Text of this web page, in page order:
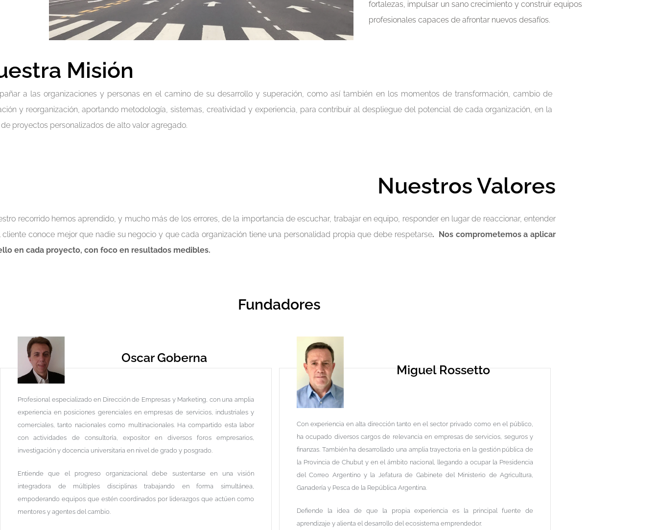
fortalezas, impulsar un sano crecimiento y construir equipos
profesionales capaces de afrontar nuevos desafíos.
Misión
a las organizaciones y personas en el camino de su desarrollo y superación, como así también en los momentos de transformación, cambio de
y reorganización, aportando metodología, sistemas, creatividad y experiencia, para contribuir al despliegue del potencial de cada organización, en la
proyectos personalizados de alto valor agregado.
Nuestros Valores
recorrido hemos aprendido, y mucho más de los errores, de la importancia de escuchar, trabajar en equipo, responder en lugar de reaccionar, entender
cliente conoce mejor que nadie su negocio y que cada organización tiene una personalidad propia que debe respetarse. Nos comprometemos a aplicar
en cada proyecto, con foco en resultados medibles.
Fundadores
Oscar Goberna
Profesional especializado en Dirección de Empresas y Marketing, con una amplia
experiencia en posiciones gerenciales en empresas de servicios, industriales y
comerciales, tanto nacionales como multinacionales. Ha compartido esta labor
con actividades de consultoría, expositor en diversos foros empresarios,
investigación y docencia universitaria en nivel de grado y posgrado.
Entiende que el progreso organizacional debe sustentarse en una visión
integradora de múltiples disciplinas trabajando en forma simultánea,
empoderando equipos que estén coordinados por liderazgos que actúen como
mentores y agentes del cambio.
Miguel Rossetto
Con experiencia en alta dirección tanto en el sector privado como en el público,
ha ocupado diversos cargos de relevancia en empresas de servicios, seguros y
finanzas. También ha desarrollado una amplia trayectoria en la gestión pública de
la Provincia de Chubut y en el ámbito nacional, llegando a ocupar la Presidencia
del Correo Argentino y la Jefatura de Gabinete del Ministerio de Agricultura,
Ganadería y Pesca de la República Argentina.
Defiende la idea de que la propia experiencia es la principal fuente de
aprendizaje y alienta el desarrollo del ecosistema emprendedor.